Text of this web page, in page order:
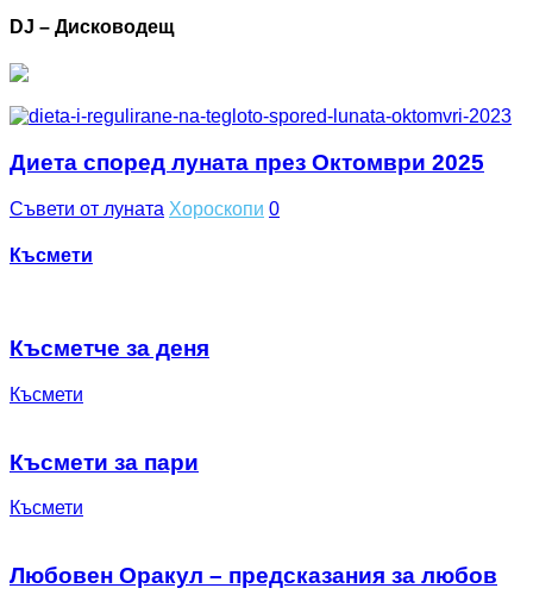
DJ – Дисководещ
Диета според луната през Октомври 2025
Съвети от луната Хороскопи 0
Късмети
Късметче за деня
Късмети
Късмети за пари
Късмети
Любовен Оракул – предсказания за любов